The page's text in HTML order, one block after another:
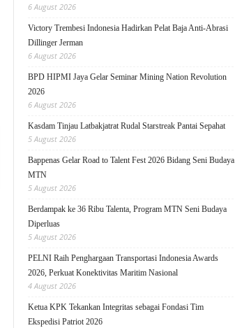
6 August 2026
Victory Trembesi Indonesia Hadirkan Pelat Baja Anti-Abrasi
Dillinger Jerman
6 August 2026
BPD HIPMI Jaya Gelar Seminar Mining Nation Revolution
2026
6 August 2026
Kasdam Tinjau Latbakjatrat Rudal Starstreak Pantai Sepahat
5 August 2026
Bappenas Gelar Road to Talent Fest 2026 Bidang Seni Budaya
MTN
5 August 2026
Berdampak ke 36 Ribu Talenta, Program MTN Seni Budaya
Diperluas
5 August 2026
PELNI Raih Penghargaan Transportasi Indonesia Awards
2026, Perkuat Konektivitas Maritim Nasional
4 August 2026
Ketua KPK Tekankan Integritas sebagai Fondasi Tim
Ekspedisi Patriot 2026